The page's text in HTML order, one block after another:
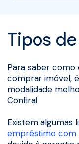
Tipos
Para saber
comprar imóvel,
modalidade
Confira!
Existem algumas
empréstimo com